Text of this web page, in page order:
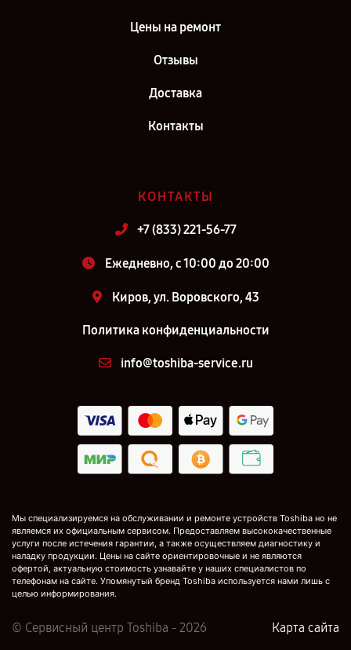
Цены на ремонт
Отзывы
Доставка
Контакты
КОНТАКТЫ
+7 (833) 221-56-77
Ежедневно, с 10:00 до 20:00
Киров, ул. Воровского, 43
Политика конфиденциальности
info@toshiba-service.ru
Мы специализируемся на обслуживании и ремонте устройств Toshiba но не
являемся их официальным сервисом. Предоставляем высококачественные
услуги после истечения гарантии, а также осуществляем диагностику и
наладку продукции. Цены на сайте ориентировочные и не являются
офертой, актуальную стоимость узнавайте у наших специалистов по
телефонам на сайте. Упомянутый бренд Toshiba используется нами лишь с
целью информирования.
© Сервисный центр Toshiba - 2026 Карта сайта